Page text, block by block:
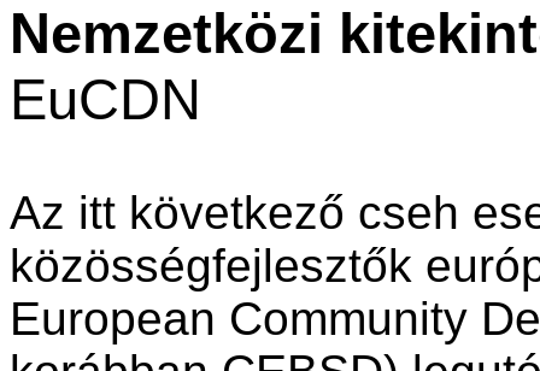
Nemzetközi
EuCDN
Az itt következő cseh
közösségfejlesztők
European Community